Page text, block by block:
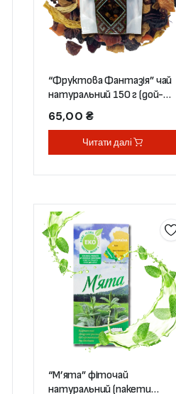
“Фруктова Фантазія” чай
натуральний 150 г (дой-
65,00 ₴
Читати далі
“М’ята” фіточай
натуральний (пакети